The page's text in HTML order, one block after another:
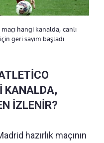
hangi kanalda, canlı
geri sayım başladı
KANALDA,
İZLENİR?
hazırlık maçının